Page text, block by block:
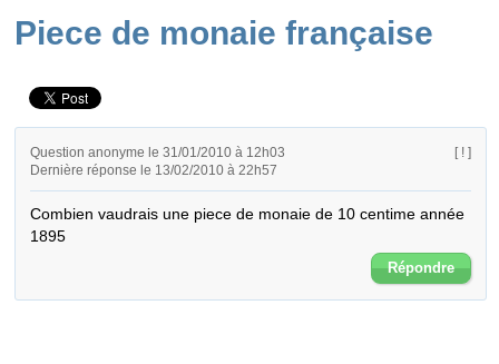
Piece de monaie française
Question anonyme le 31/01/2010 à 12h03
Dernière réponse le 13/02/2010 à 22h57
[ ! ]
Combien vaudrais une piece de monaie de 10 centime année
1895
Répondre